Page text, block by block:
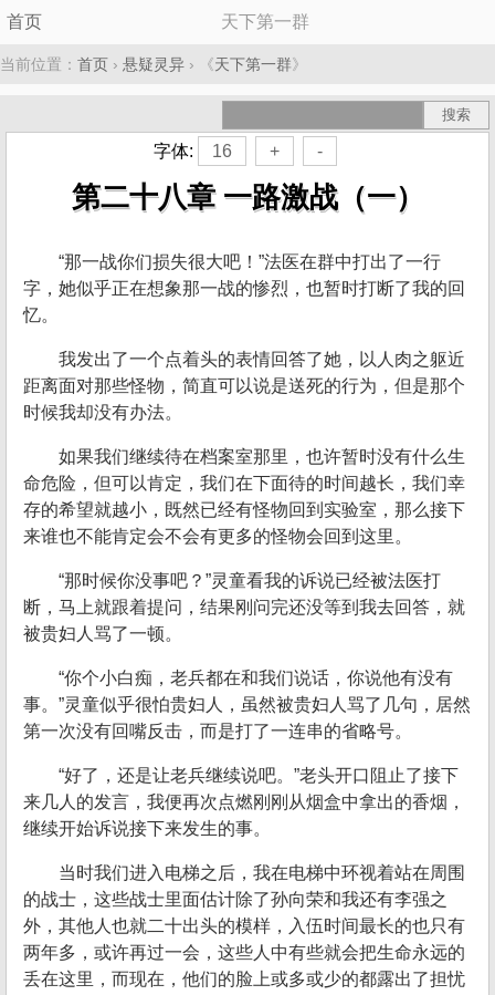
首页 天下第一群
当前位置： 首页 › 悬疑灵异 › 《天下第一群》
字体: 16 + -
第二十八章 一路激战（一）
“那一战你们损失很大吧！”法医在群中打出了一行
字，她似乎正在想象那一战的惨烈，也暂时打断了我的回
忆。
我发出了一个点着头的表情回答了她，以人肉之躯近
距离面对那些怪物，简直可以说是送死的行为，但是那个
时候我却没有办法。
如果我们继续待在档案室那里，也许暂时没有什么生
命危险，但可以肯定，我们在下面待的时间越长，我们幸
存的希望就越小，既然已经有怪物回到实验室，那么接下
来谁也不能肯定会不会有更多的怪物会回到这里。
“那时候你没事吧？”灵童看我的诉说已经被法医打
断，马上就跟着提问，结果刚问完还没等到我去回答，就
被贵妇人骂了一顿。
“你个小白痴，老兵都在和我们说话，你说他有没有
事。”灵童似乎很怕贵妇人，虽然被贵妇人骂了几句，居然
第一次没有回嘴反击，而是打了一连串的省略号。
“好了，还是让老兵继续说吧。”老头开口阻止了接下
来几人的发言，我便再次点燃刚刚从烟盒中拿出的香烟，
继续开始诉说接下来发生的事。
当时我们进入电梯之后，我在电梯中环视着站在周围
的战士，这些战士里面估计除了孙向荣和我还有李强之
外，其他人也就二十出头的模样，入伍时间最长的也只有
两年多，或许再过一会，这些人中有些就会把生命永远的
丢在这里，而现在，他们的脸上或多或少的都露出了担忧